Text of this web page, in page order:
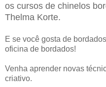
os cursos de chinelos
Thelma Korte.
E se você gosta de
oficina de bordados!
Venha aprender novas
criativo.